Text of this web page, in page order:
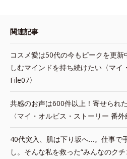
関連記事
コスメ愛は50代の今もピークを更
しむマインドを持ち続けたい〈マイ
File07〉
共感のお声は600件以上！寄せられ
〈マイ・オルビス・ストーリー 番外
40代突入、肌は下り坂へ…。仕事で
し。そんな私を救った“みんなのク